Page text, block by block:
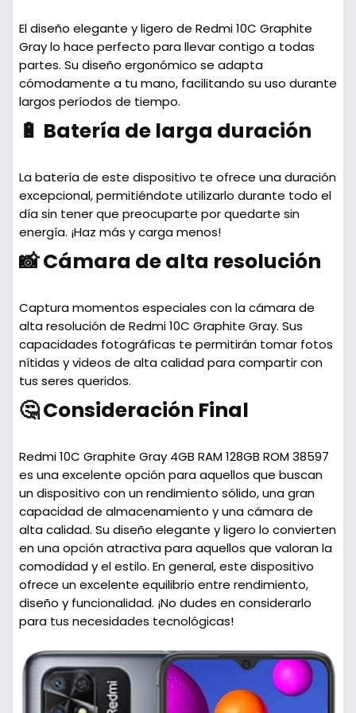
El diseño elegante y ligero de Redmi 10C Graphite
Graylo hace perfecto para llevar contigo a todas
partes. Su diseño ergonómico se adapta
cómodamente a tu mano, facilitando su uso durante
largos períodos de tiempo.
🔋 Batería de larga duración
La batería de este dispositivo te ofrece una duración
excepcional, permitiéndote utilizarlo durante todo el
día sin tener que preocuparte por quedarte sin
energía. ¡Haz más y carga menos!
📸 Cámara de alta resolución
Captura momentos especiales con la cámara de
alta resolución de Redmi 10C Graphite Gray. Sus
capacidades fotográficas te permitirán tomar fotos
nítidas y videos de alta calidad para compartir con
tus seres queridos.
🤔 Consideración Final
Redmi 10C Graphite Gray 4GB RAM 128GB ROM 38597
es una excelente opción para aquellos que buscan
un dispositivo con un rendimiento sólido, una gran
capacidad de almacenamiento y una cámara de
alta calidad. Su diseño elegante y ligero lo convierten
en una opción atractiva para aquellos que valoran la
comodidad y el estilo. En general, este dispositivo
ofrece un excelente equilibrio entre rendimiento,
diseño y funcionalidad. ¡No dudes en considerarlo
para tus necesidades tecnológicas!